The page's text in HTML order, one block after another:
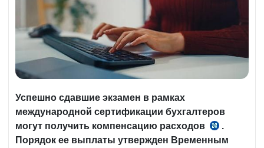
Успешно сдавшие экзамен в рамках
международной сертификации бухгалтеров
могут получить компенсацию расходов
п.
5
.
Порядок ее выплаты утвержден Временным